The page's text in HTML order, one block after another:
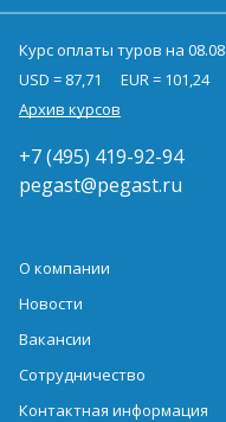
Курс оплаты туров на 08.08
USD = 87,71
EUR = 101,24
Архив курсов
+7 (495) 419-92-94
pegast@pegast.ru
О компании
Новости
Вакансии
Сотрудничество
Контактная информация